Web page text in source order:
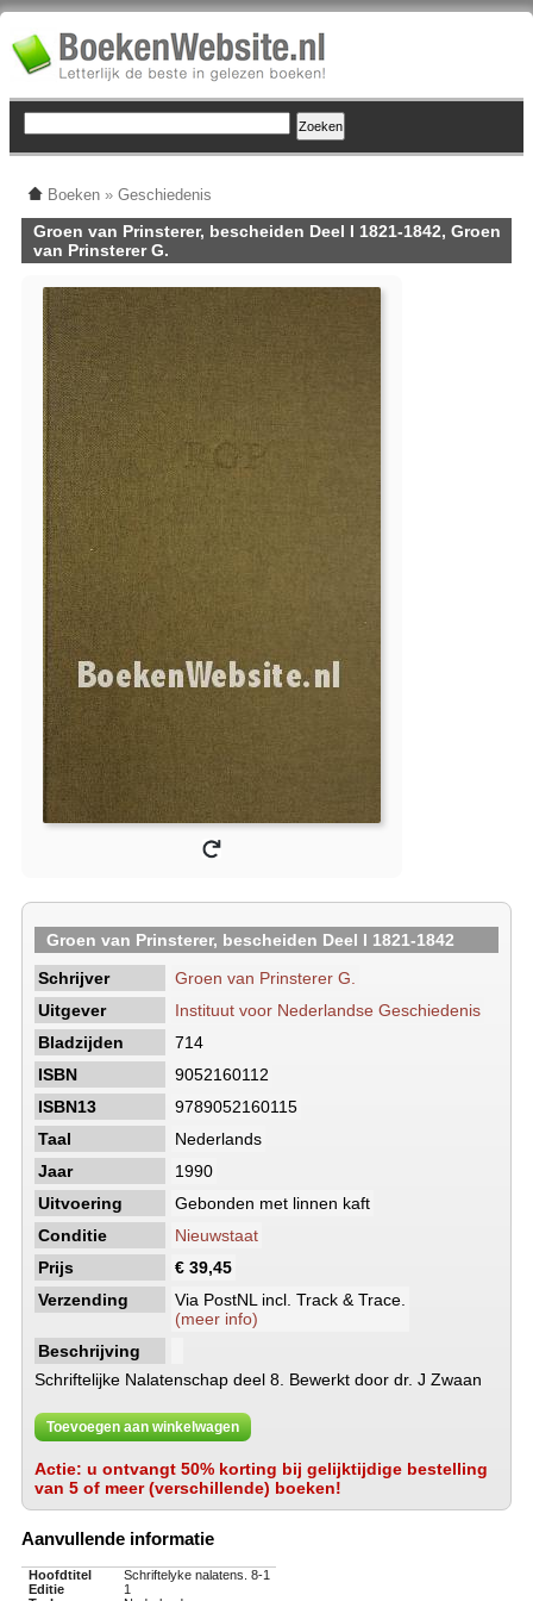
Boeken » Geschiedenis
Groen van Prinsterer, bescheiden Deel I 1821-1842, Groen
van Prinsterer G.
Groen van Prinsterer, bescheiden Deel I 1821-1842
Schrijver
Groen van Prinsterer G.
Uitgever
Instituut voor Nederlandse Geschiedenis
Bladzijden
714
ISBN
9052160112
ISBN13
9789052160115
Taal
Nederlands
Jaar
1990
Uitvoering
Gebonden met linnen kaft
Conditie
Nieuwstaat
Prijs
€ 39,45
Verzending
Via PostNL incl. Track & Trace.
(meer info)
Beschrijving
Schriftelijke Nalatenschap deel 8. Bewerkt door dr. J Zwaan
Toevoegen aan winkelwagen
Actie: u ontvangt 50% korting bij gelijktijdige bestelling
van 5 of meer (verschillende) boeken!
Aanvullende informatie
Hoofdtitel
Schriftelyke nalatens. 8-1
Editie
1